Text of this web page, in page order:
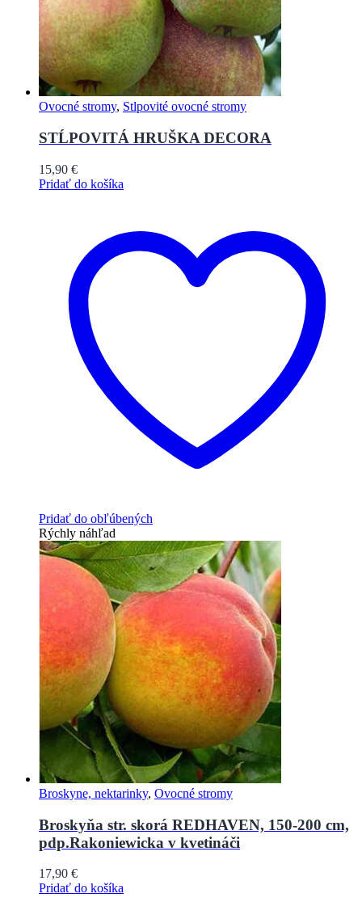
Ovocné stromy, Stlpovité ovocné stromy
STĹPOVITÁ HRUŠKA DECORA
15,90 €
Pridať do košíka
Pridať do obľúbených
Rýchly náhľad
Broskyne, nektarinky, Ovocné stromy
Broskyňa str. skorá REDHAVEN, 150-200 cm,
pdp.Rakoniewicka v kvetináči
17,90 €
Pridať do košíka